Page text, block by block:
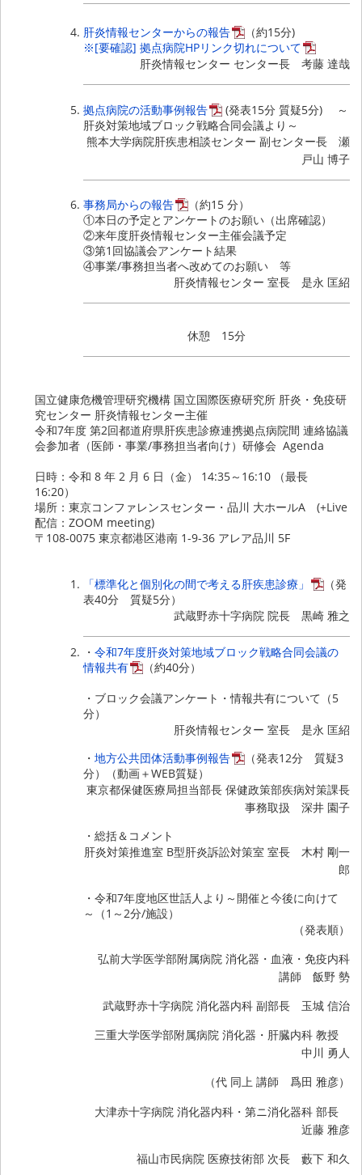
肝炎情報センターからの報告
（約15分)
※[要確認] 拠点病院HPリンク切れについて
肝炎情報センター センター長 考藤 達哉
拠点病院の活動事例報告 (発表15分 質疑5分)
～
肝炎対策地域ブロック戦略合同会議より～
熊本大学病院肝疾患相談センター 副センター長 瀬
戸山 博子
事務局からの報告
（約15 分）
①本日の予定とアンケートのお願い（出席確認）
②来年度肝炎情報センター主催会議予定
③第1回協議会アンケート結果
④事業/事務担当者へ改めてのお願い 等
肝炎情報センター 室長 是永 匡紹
休憩 15分
国立健康危機管理研究機構 国立国際医療研究所 肝炎・免疫研
究センター 肝炎情報センター主催
令和7年度 第2回都道府県肝疾患診療連携拠点病院間 連絡協議
会参加者（医師・事業/事務担当者向け）研修会 Agenda
日時：令和 8 年 2 月 6 日（金） 14:35～16:10 （最長
16:20）
場所：東京コンファレンスセンター・品川 大ホールA (+Live
配信：ZOOM meeting)
〒108-0075 東京都港区港南 1-9-36 アレア品川 5F
「標準化と個別化の間で考える肝疾患診療」
（発
表40分 質疑5分）
武蔵野赤十字病院 院長 黒崎 雅之
・令和7年度肝炎対策地域ブロック戦略合同会議の
情報共有
（約40分）
・ブロック会議アンケート・情報共有について（5
分）
肝炎情報センター 室長 是永 匡紹
・地方公共団体活動事例報告
（発表12分 質疑3
分）（動画＋WEB質疑）
東京都保健医療局担当部長 保健政策部疾病対策課長
事務取扱 深井 園子
・総括＆コメント
肝炎対策推進室 B型肝炎訴訟対策室 室長 木村 剛一
郎
・令和7年度地区世話人より～開催と今後に向けて
～（1～2分/施設）
（発表順）
弘前大学医学部附属病院 消化器・血液・免疫内科
講師 飯野 勢
武蔵野赤十字病院 消化器内科 副部長 玉城 信治
三重大学医学部附属病院 消化器・肝臓内科 教授
中川 勇人
（代 同上 講師 爲田 雅彦）
大津赤十字病院 消化器内科・第ニ消化器科 部長
近藤 雅彦
福山市民病院 医療技術部 次長 藪下 和久